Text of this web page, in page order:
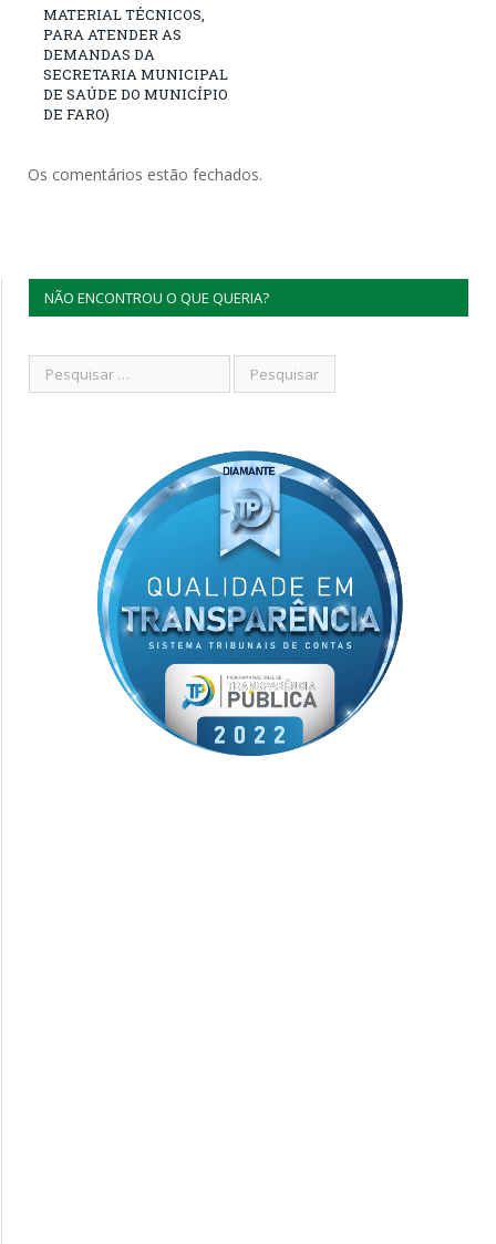
MATERIAL TÉCNICOS,
PARA ATENDER AS
DEMANDAS DA
SECRETARIA MUNICIPAL
DE SAÚDE DO MUNICÍPIO
DE FARO)
Os comentários estão fechados.
NÃO ENCONTROU O QUE QUERIA?